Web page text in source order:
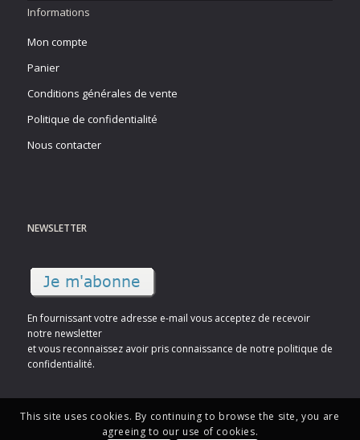
Informations
Mon compte
Panier
Conditions générales de vente
Politique de confidentialité
Nous contacter
NEWSLETTER
En fournissant votre adresse e-mail vous acceptez de recevoir
notre newsletter
et vous reconnaissez avoir pris connaissance de notre politique de
confidentialité.
This site uses cookies. By continuing to browse the site, you are
agreeing to our use of cookies.